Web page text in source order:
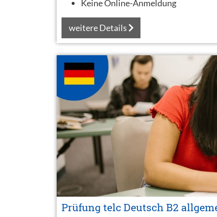
Keine Online-Anmeldung
weitere Details
Prüfung telc Deutsch B2